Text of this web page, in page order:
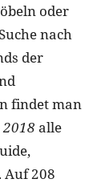
oder
nach
der
findet man
alle
Auf 208